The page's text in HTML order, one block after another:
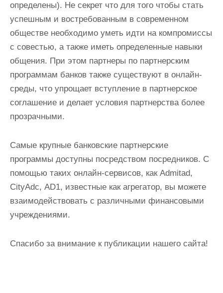
определены). Не секрет что для того чтобы стать
успешным и востребованным в современном
обществе необходимо уметь идти на компромиссы
с совестью, а также иметь определенные навыки
общения. При этом партнеры по партнерским
программам банков также существуют в онлайн-
среды, что упрощает вступление в партнерское
соглашение и делает условия партнерства более
прозрачными.
Самые крупные банковские партнерские
программы доступны посредством посредников. С
помощью таких онлайн-сервисов, как Admitad,
CityAdс, AD1, известные как агрегатор, вы можете
взаимодействовать с различными финансовыми
учреждениями.
Спасибо за внимание к публикации нашего сайта!